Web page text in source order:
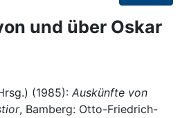
und über Oskar
(1985): Auskünfte von
, Bamberg: Otto-Friedrich-